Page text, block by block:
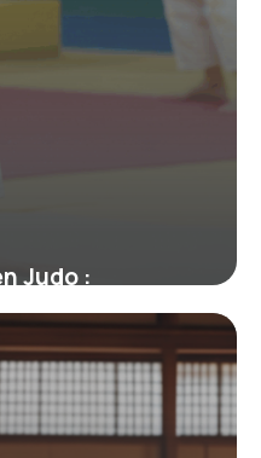
Judo :
et Enjeux